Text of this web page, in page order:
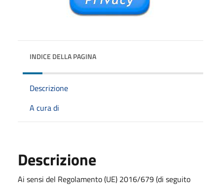
INDICE DELLA PAGINA
Descrizione
A cura di
Descrizione
Ai sensi del Regolamento (UE) 2016/679 (di seguito